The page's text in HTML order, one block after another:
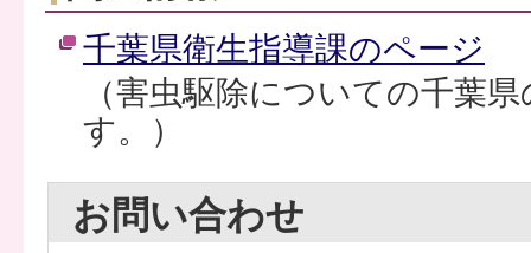
千葉県衛生指導課のページ
（害虫駆除についての千葉
す。）
お問い合わせ